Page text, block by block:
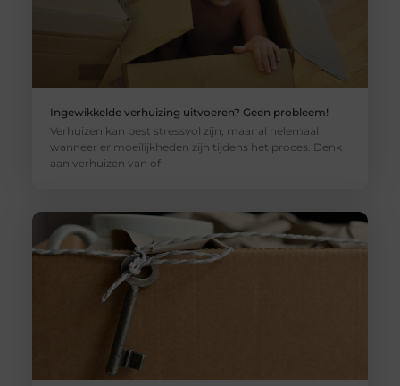
Ingewikkelde verhuizing uitvoeren? Geen probleem!
Verhuizen kan best stressvol zijn, maar al helemaal
wanneer er moeilijkheden zijn tijdens het proces. Denk
aan verhuizen van of